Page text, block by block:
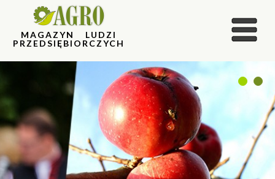
MAGAZYN LUDZI
PRZEDSIĘBIORCZYCH
1 2